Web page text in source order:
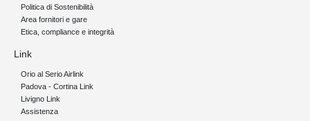
Politica di Sostenibilità
Area fornitori e gare
Etica, compliance e integrità
Link
Orio al Serio Airlink
Padova - Cortina Link
Livigno Link
Assistenza